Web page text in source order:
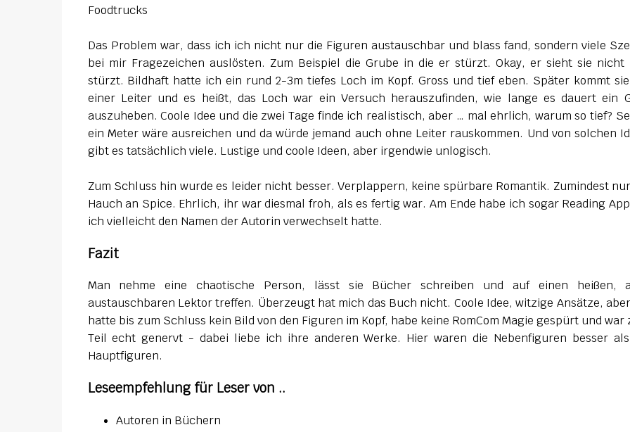
Foodtrucks
Das Problem war, dass ich ich nicht nur die Figuren austauschbar und blass fand, sondern viele
bei mir Fragezeichen auslösten. Zum Beispiel die Grube in die er stürzt. Okay, er sieht sie nicht
stürzt. Bildhaft hatte ich ein rund 2-3m tiefes Loch im Kopf. Gross und tief eben. Später kommt
einer Leiter und es heißt, das Loch war ein Versuch herauszufinden, wie lange es dauert ein
auszuheben. Coole Idee und die zwei Tage finde ich realistisch, aber … mal ehrlich, warum so tief?
ein Meter wäre ausreichen und da würde jemand auch ohne Leiter rauskommen. Und von solchen
gibt es tatsächlich viele. Lustige und coole Ideen, aber irgendwie unlogisch.
Zum Schluss hin wurde es leider nicht besser. Verplappern, keine spürbare Romantik. Zumindest
Hauch an Spice. Ehrlich, ihr war diesmal froh, als es fertig war. Am Ende habe ich sogar Reading
ich vielleicht den Namen der Autorin verwechselt hatte.
Fazit
Man nehme eine chaotische Person, lässt sie Bücher schreiben und auf einen heißen,
austauschbaren Lektor treffen. Überzeugt hat mich das Buch nicht. Coole Idee, witzige Ansätze,
hatte bis zum Schluss kein Bild von den Figuren im Kopf, habe keine RomCom Magie gespürt und war
Teil echt genervt - dabei liebe ich ihre anderen Werke. Hier waren die Nebenfiguren besser
Hauptfiguren.
Leseempfehlung für Leser von ..
Autoren in Büchern